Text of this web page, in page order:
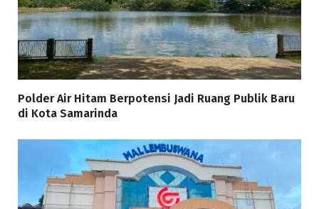
Polder Air Hitam Berpotensi Jadi Ruang Publik Baru
di Kota Samarinda